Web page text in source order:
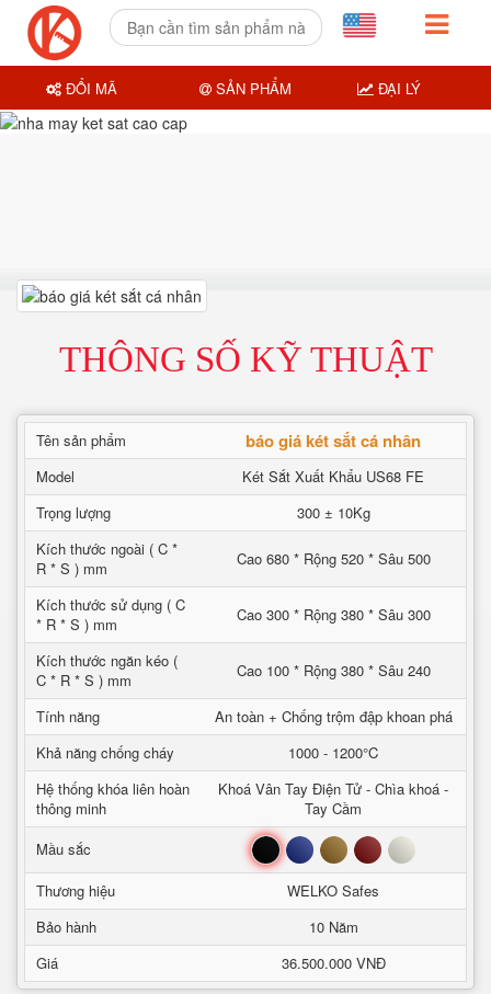
THÔNG SỐ KỸ THUẬT
Tên sản phẩm báo giá két sắt cá nhân
Model
Két Sắt Xuất Khẩu US68 FE
Trọng lượng
300 ± 10Kg
Kích thước ngoài ( C *
R * S ) mm
Cao 680 * Rộng 520 * Sâu 500
Kích thước sử dụng ( C
* R * S ) mm
Cao 300 * Rộng 380 * Sâu 300
Kích thước ngăn kéo (
C * R * S ) mm
Cao 100 * Rộng 380 * Sâu 240
Tính năng
An toàn + Chống trộm đập khoan phá
Khả năng chống cháy
1000 - 1200°C
Hệ thống khóa liên hoàn
thông minh
Khoá Vân Tay Điện Tử - Chìa khoá -
Tay Cầm
Mầu sắc
Đen Xanh Nâu Đỏ Trắng
Thương hiệu
WELKO Safes
Bảo hành
10 Năm
Giá
36.500.000 VNĐ
ĐỔI MÃ SẢN PHẨM ĐẠI LÝ